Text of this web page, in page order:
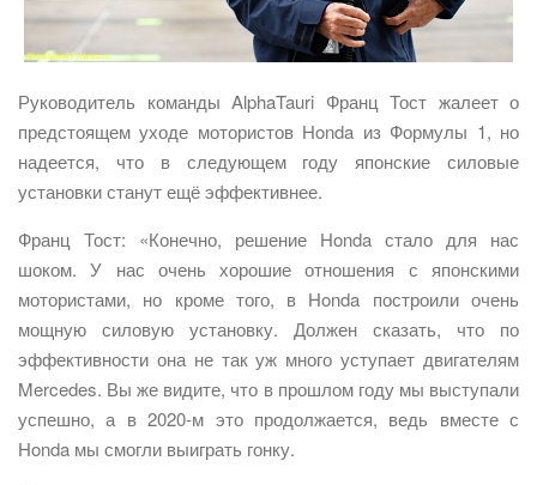
Руководитель команды AlphaTauri Франц Тост жалеет о
предстоящем уходе мотористов Honda из Формулы 1, но
надеется, что в следующем году японские силовые
установки станут ещё эффективнее.
Франц Тост: «Конечно, решение Honda стало для нас
шоком. У нас очень хорошие отношения с японскими
мотористами, но кроме того, в Honda построили очень
мощную силовую установку. Должен сказать, что по
эффективности она не так уж много уступает двигателям
Mercedes. Вы же видите, что в прошлом году мы выступали
успешно, а в 2020-м это продолжается, ведь вместе с
Honda мы смогли выиграть гонку.